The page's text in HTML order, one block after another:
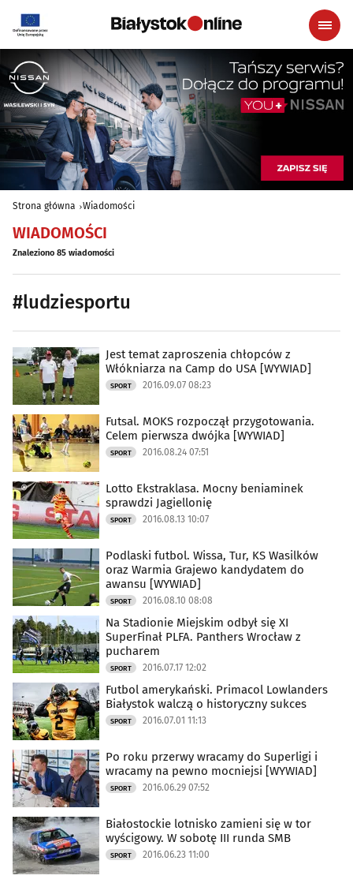
Strona główna Wiadomości
WIADOMOŚCI
Znaleziono 85 wiadomości
#ludziesportu
Jest temat zaproszenia chłopców z
Włókniarza na Camp do USA [WYWIAD]
SPORT 2016.09.07 08:23
Futsal. MOKS rozpoczął przygotowania.
Celem pierwsza dwójka [WYWIAD]
SPORT 2016.08.24 07:51
Lotto Ekstraklasa. Mocny beniaminek
sprawdzi Jagiellonię
SPORT 2016.08.13 10:07
Podlaski futbol. Wissa, Tur, KS Wasilków
oraz Warmia Grajewo kandydatem do
awansu [WYWIAD]
SPORT 2016.08.10 08:08
Na Stadionie Miejskim odbył się XI
SuperFinał PLFA. Panthers Wrocław z
pucharem
SPORT 2016.07.17 12:02
Futbol amerykański. Primacol Lowlanders
Białystok walczą o historyczny sukces
SPORT 2016.07.01 11:13
Po roku przerwy wracamy do Superligi i
wracamy na pewno mocniejsi [WYWIAD]
SPORT 2016.06.29 07:52
Białostockie lotnisko zamieni się w tor
wyścigowy. W sobotę III runda SMB
SPORT 2016.06.23 11:00